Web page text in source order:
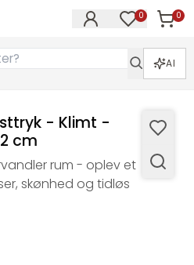
0 0
Varer
AI
- Klimt -
cm
rum - oplev et
skønhed og tidløs